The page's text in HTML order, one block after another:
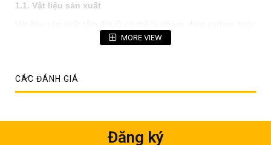
1.1. Vật liệu sản xuất
một số kim loại khác; trong đó nổi bật phải kể đến tấm đột lỗ
bằng inox với chất lượng cực cao.
MORE VIEW
CÁC ĐÁNH GIÁ
Đăng ký